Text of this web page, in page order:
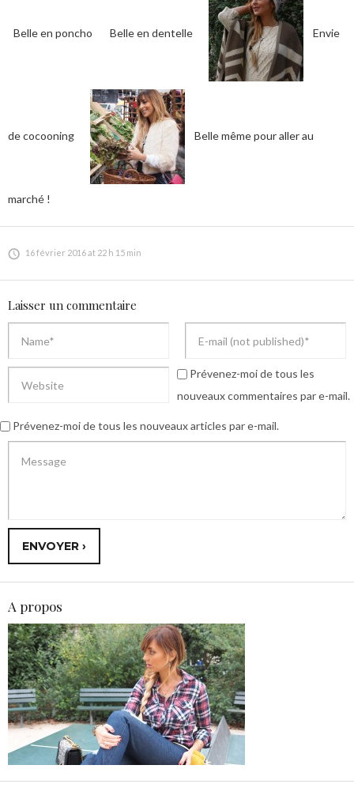
Belle en poncho Belle en dentelle Envie
de cocooning Belle même pour aller au
marché !
16 février 2016 at 22 h 15 min
Laisser un commentaire
Prévenez-moi de tous les
nouveaux commentaires par e-mail.
Prévenez-moi de tous les nouveaux articles par e-mail.
A propos